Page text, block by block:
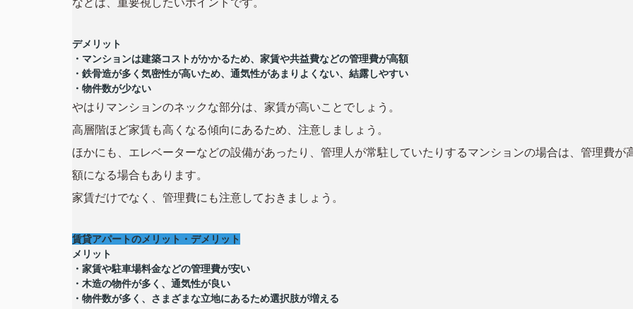
などは、重要視したいポイントです。
デメリット
・マンションは建築コストがかかるため、家賃や共益費などの管理費が高額
・鉄骨造が多く気密性が高いため、通気性があまりよくない、結露しやすい
・物件数が少ない
やはりマンションのネックな部分は、家賃が高いことでしょう。
高層階ほど家賃も高くなる傾向にあるため、注意しましょう。
ほかにも、エレベーターなどの設備があったり、管理人が常駐していたりするマンションの場合は、管理費が
額になる場合もあります。
家賃だけでなく、管理費にも注意しておきましょう。
賃貸アパートのメリット・デメリット
メリット
・家賃や駐車場料金などの管理費が安い
・木造の物件が多く、通気性が良い
・物件数が多く、さまざまな立地にあるため選択肢が増える